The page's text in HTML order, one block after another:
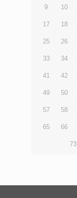
9 10
17 18
25 26
33 34
41 42
49 50
57 58
65 66
73